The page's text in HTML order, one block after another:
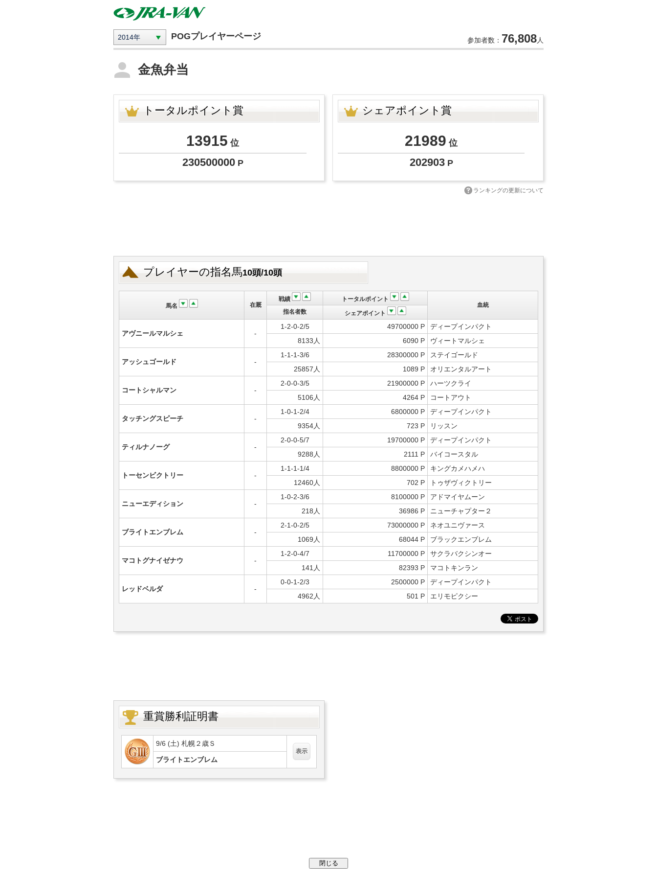
2014年 POGプレイヤーページ 参加者数： 76,808人
金魚弁当
トータルポイント賞
13915 位
230500000P
シェアポイント賞
21989 位
202903P
ランキングの更新について
プレイヤーの指名馬10頭/10頭
馬名 在厩
戦績
トータルポイント
血統
指名者数
シェアポイント
アヴニールマルシェ -
1-2-0-2/5 49700000 P
ディープインパクト
8133人
6090 P ヴィートマルシェ
アッシュゴールド -
1-1-1-3/6 28300000 P
ステイゴールド
25857人
1089 P オリエンタルアート
コートシャルマン -
2-0-0-3/5 21900000 P
ハーツクライ
5106人
4264 P コートアウト
タッチングスピーチ -
1-0-1-2/4 6800000 P
ディープインパクト
9354人
723 P リッスン
ティルナノーグ -
2-0-0-5/7 19700000 P
ディープインパクト
9288人
2111 P バイコースタル
トーセンビクトリー -
1-1-1-1/4 8800000 P
キングカメハメハ
12460人
702 P トゥザヴィクトリー
ニューエディション -
1-0-2-3/6 8100000 P
アドマイヤムーン
218人
36986 P ニューチャプター２
ブライトエンブレム -
2-1-0-2/5 73000000 P
ネオユニヴァース
1069人
68044 P ブラックエンブレム
マコトグナイゼナウ -
1-2-0-4/7 11700000 P
サクラバクシンオー
141人
82393 P マコトキンラン
レッドベルダ -
0-0-1-2/3 2500000 P
ディープインパクト
4962人
501 P エリモピクシー
重賞勝利証明書
9/6 (土) 札幌２歳Ｓ
ブライトエンブレム